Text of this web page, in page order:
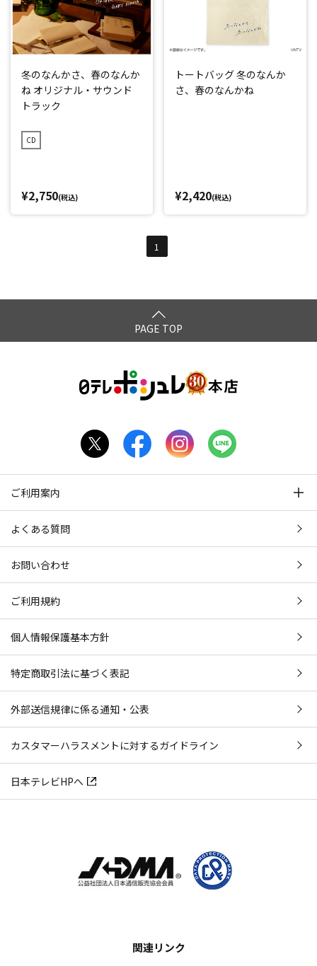
冬のなんかさ、春のなんか
ね オリジナル・サウンド
トラック
CD
¥2,750(税込)
トートバッグ 冬のなんか
さ、春のなんかね
¥2,420(税込)
1
PAGE TOP
ご利用案内
よくある質問
お問い合わせ
ご利用規約
個人情報保護基本方針
特定商取引法に基づく表記
外部送信規律に係る通知・公表
カスタマーハラスメントに対するガイドライン
日本テレビHPへ
関連リンク